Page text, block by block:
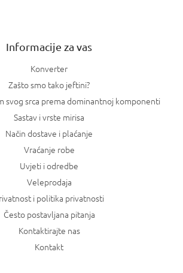
Informacije za vas
Konverter
Zašto smo tako jeftini?
svog srca prema dominantnoj komponenti
Sastav i vrste mirisa
Način dostave i plaćanje
Vraćanje robe
Uvjeti i odredbe
Veleprodaja
i politika privatnosti
Često postavljana pitanja
Kontaktirajte nas
Kontakt